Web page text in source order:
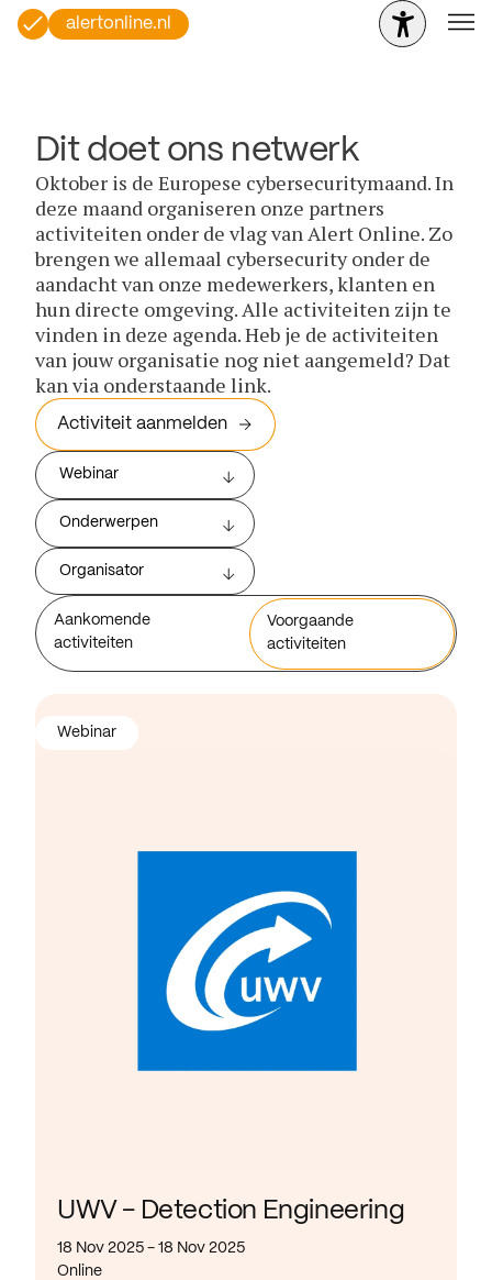
alertonline.nl
Dit doet ons netwerk
Oktober is de Europese cybersecuritymaand. In
deze maand organiseren onze partners
activiteiten onder de vlag van Alert Online. Zo
brengen we allemaal cybersecurity onder de
aandacht van onze medewerkers, klanten en
hun directe omgeving. Alle activiteiten zijn te
vinden in deze agenda. Heb je de activiteiten
van jouw organisatie nog niet aangemeld? Dat
kan via onderstaande link.
Activiteit aanmelden
Webinar
Onderwerpen
Organisator
Aankomende
activiteiten
Voorgaande
activiteiten
UWV - Detection Engineering
18 Nov 2025 - 18 Nov 2025
Online
Webinar